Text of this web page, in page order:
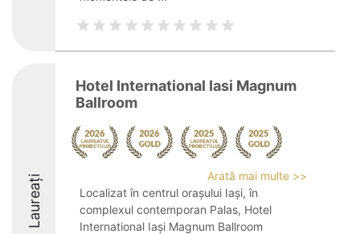
Laureați
Hotel International Iasi Magnum
Ballroom
Arată mai multe >>
Localizat în centrul orașului Iași, în
complexul contemporan Palas, Hotel
International Iași Magnum Ballroom